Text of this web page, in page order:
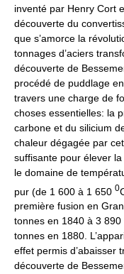
inventé par Henry Cort
découverte du
que s’amorce la
tonnages d’aciers
découverte de
procédé de puddlage
travers une charge de
choses essentielles: la
carbone et du silicium
chaleur dégagée par
suffisante pour élever
le domaine de
pur (de 1 600 à 1 650 0
première fusion en
tonnes en 1840 à 3
tonnes en 1880.
effet permis d’abaisser
découverte de